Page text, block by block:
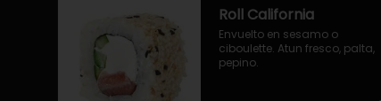
Roll California
Envuelto en sesamo o
ciboulette. Atun fresco, palta,
pepino.